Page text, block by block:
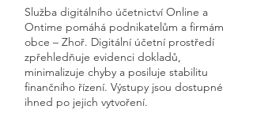
Služba digitálního účetnictví Online a
Ontime pomáhá podnikatelům a firmám
obce – Zhoř. Digitální účetní prostředí
zpřehledňuje evidenci dokladů,
minimalizuje chyby a posiluje stabilitu
finančního řízení. Výstupy jsou dostupné
ihned po jejich vytvoření.